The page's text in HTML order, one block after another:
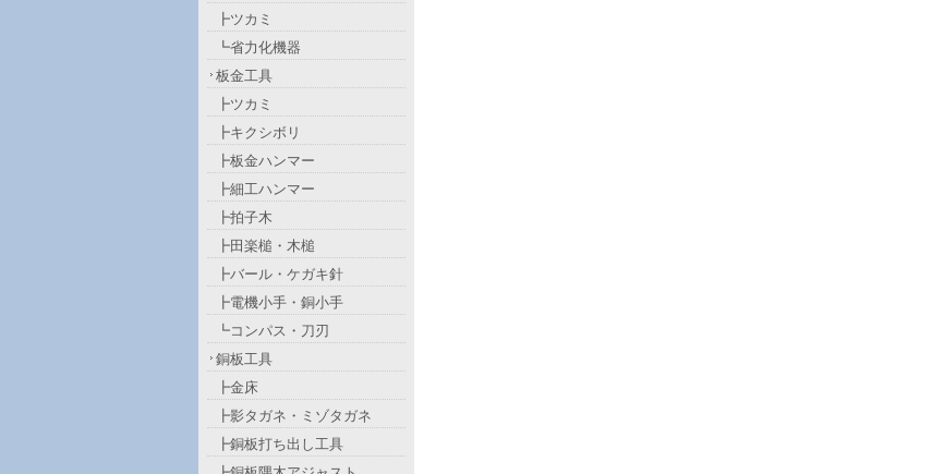
┣ツカミ
┗省力化機器
板金工具
┣ツカミ
┣キクシボリ
┣板金ハンマー
┣細工ハンマー
┣拍子木
┣田楽槌・木槌
┣バール・ケガキ針
┣電機小手・銅小手
┗コンパス・刀刃
銅板工具
┣金床
┣影タガネ・ミゾタガネ
┣銅板打ち出し工具